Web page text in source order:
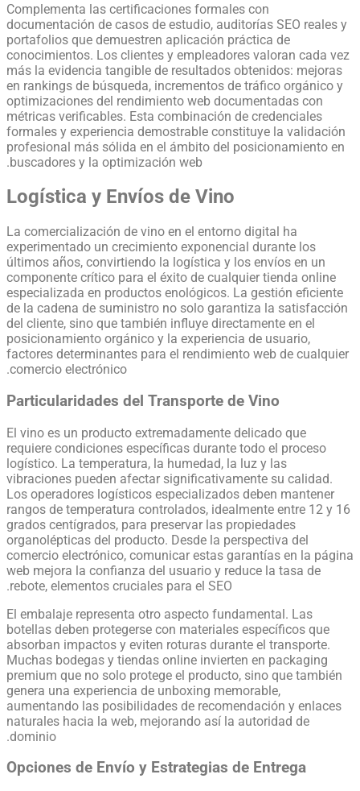
Complementa las certificaciones formales con
documentación de casos de estudio, auditorías SEO reales y
portafolios que demuestren aplicación práctica de
conocimientos. Los clientes y empleadores valoran cada vez
más la evidencia tangible de resultados obtenidos: mejoras
en rankings de búsqueda, incrementos de tráfico orgánico y
optimizaciones del rendimiento web documentadas con
métricas verificables. Esta combinación de credenciales
formales y experiencia demostrable constituye la validación
profesional más sólida en el ámbito del posicionamiento en
buscadores y la optimización web.
Logística y Envíos de Vino
La comercialización de vino en el entorno digital ha
experimentado un crecimiento exponencial durante los
últimos años, convirtiendo la logística y los envíos en un
componente crítico para el éxito de cualquier tienda online
especializada en productos enológicos. La gestión eficiente
de la cadena de suministro no solo garantiza la satisfacción
del cliente, sino que también influye directamente en el
posicionamiento orgánico y la experiencia de usuario,
factores determinantes para el rendimiento web de cualquier
comercio electrónico.
Particularidades del Transporte de Vino
El vino es un producto extremadamente delicado que
requiere condiciones específicas durante todo el proceso
logístico. La temperatura, la humedad, la luz y las
vibraciones pueden afectar significativamente su calidad.
Los operadores logísticos especializados deben mantener
rangos de temperatura controlados, idealmente entre 12 y 16
grados centígrados, para preservar las propiedades
organolépticas del producto. Desde la perspectiva del
comercio electrónico, comunicar estas garantías en la página
web mejora la confianza del usuario y reduce la tasa de
rebote, elementos cruciales para el SEO.
El embalaje representa otro aspecto fundamental. Las
botellas deben protegerse con materiales específicos que
absorban impactos y eviten roturas durante el transporte.
Muchas bodegas y tiendas online invierten en packaging
premium que no solo protege el producto, sino que también
genera una experiencia de unboxing memorable,
aumentando las posibilidades de recomendación y enlaces
naturales hacia la web, mejorando así la autoridad de
dominio.
Opciones de Envío y Estrategias de Entrega